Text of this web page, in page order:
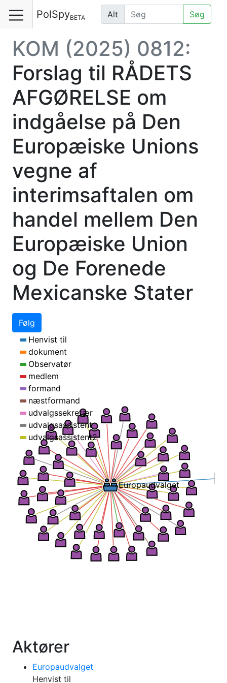
PolSpyBETA Alt Søg
KOM (2025) 0812:
Forslag til RÅDETS
AFGØRELSE om
indgåelse på Den
Europæiske Unions
vegne af
interimsaftalen om
handel mellem Den
Europæiske Union
og De Forenede
Mexicanske Stater
Følg
Europaudvalget
Henvist til
dokument
Observatør
medlem
formand
næstformand
udvalgssekretær
udvalgsassistent
udvalgsassistent2
Aktører
Europaudvalget
Henvist til